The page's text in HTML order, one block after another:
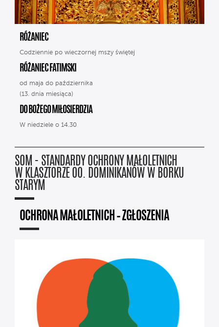
RÓŻANIEC
Codziennie po wieczornej mszy świętej
RÓŻANIEC FATIMSKI
od maja do października
(13. dnia miesiąca)
DO BOŻEGO MIŁOSIERDZIA
W niedziele o 14.30
SOM - STANDARDY OCHRONY MAŁOLETNICH
W KLASZTORZE OO. DOMINIKANÓW W BORKU
STARYM
OCHRONA MAŁOLETNICH – ZGŁOSZENIA